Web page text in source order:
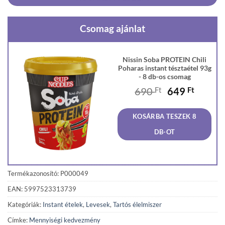
Csomag ajánlat
Nissin Soba PROTEIN Chili
Poharas instant tésztaétel 93g
- 8 db-os csomag
690Ft
Original
was:
690 Ft.
649 Ft
is:
649
KOSÁRBA TESZEK 8
DB-OT
Termékazonosító: P000049
EAN: 5997523313739
Kategóriák: Instant ételek, Levesek, Tartós élelmiszer
Címke: Mennyiségi kedvezmény